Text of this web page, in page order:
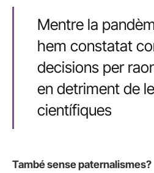
Mentre la
hem constatat
decisions per
en detriment de
científiques
També sense paternalismes?